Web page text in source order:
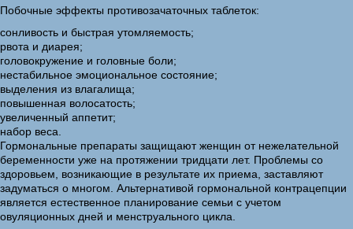
Побочные эффекты противозачаточных таблеток:
сонливость и быстрая утомляемость;
рвота и диарея;
головокружение и головные боли;
нестабильное эмоциональное состояние;
выделения из влагалища;
повышенная волосатость;
увеличенный аппетит;
набор веса.
Гормональные препараты защищают женщин от нежелательной
беременности уже на протяжении тридцати лет. Проблемы со
здоровьем, возникающие в результате их приема, заставляют
задуматься о многом. Альтернативой гормональной контрацепции
является естественное планирование семьи с учетом
овуляционных дней и менструального цикла.